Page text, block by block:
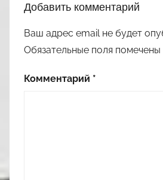
Добавить комментарий
Ваш адрес email не будет
Обязательные поля помечены
Комментарий *